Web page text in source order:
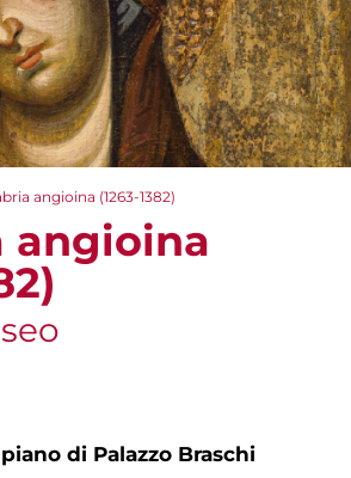
angioina (1263-1382)
angioina
di Palazzo Braschi